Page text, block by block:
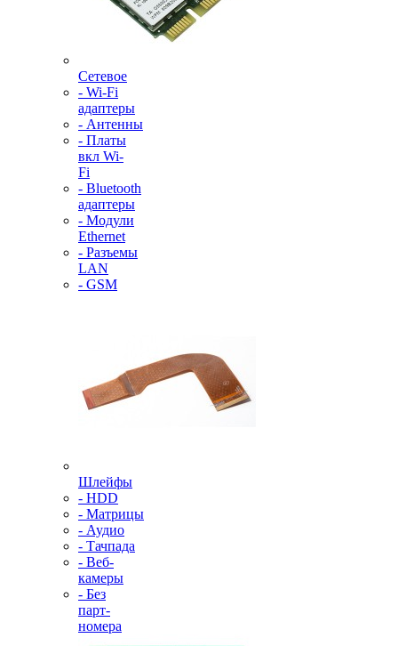
Сетевое
- Wi-Fi
адаптеры
- Антенны
- Платы
вкл Wi-
Fi
- Bluetooth
адаптеры
- Модули
Ethernet
- Разъемы
LAN
- GSM
Шлейфы
- HDD
- Матрицы
- Аудио
- Тачпада
- Веб-
камеры
- Без
парт-
номера